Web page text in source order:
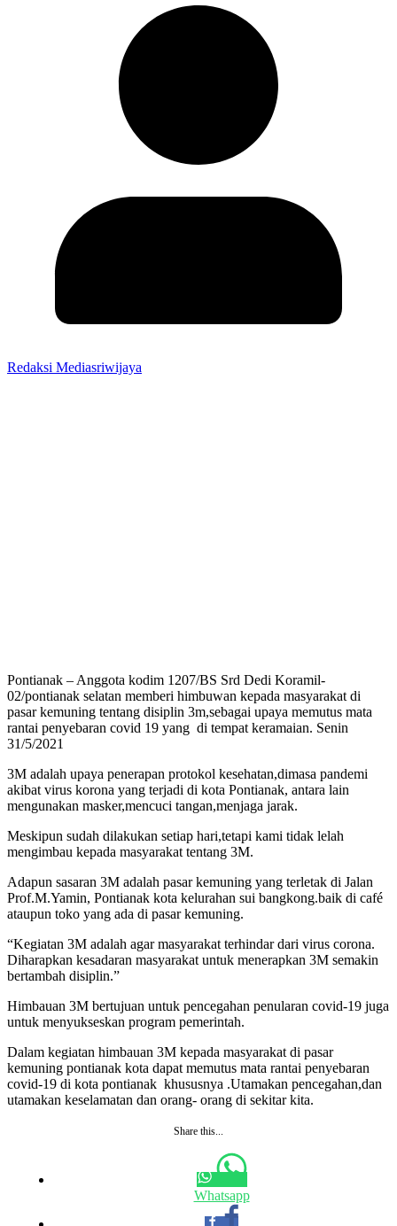
Redaksi Mediasriwijaya
Pontianak – Anggota kodim 1207/BS Srd Dedi Koramil-
02/pontianak selatan memberi himbuwan kepada masyarakat di
pasar kemuning tentang disiplin 3m,sebagai upaya memutus mata
rantai penyebaran covid 19 yang di tempat keramaian. Senin
31/5/2021
3M adalah upaya penerapan protokol kesehatan,dimasa pandemi
akibat virus korona yang terjadi di kota Pontianak, antara lain
mengunakan masker,mencuci tangan,menjaga jarak.
Meskipun sudah dilakukan setiap hari,tetapi kami tidak lelah
mengimbau kepada masyarakat tentang 3M.
Adapun sasaran 3M adalah pasar kemuning yang terletak di Jalan
Prof.M.Yamin, Pontianak kota kelurahan sui bangkong.baik di café
ataupun toko yang ada di pasar kemuning.
“Kegiatan 3M adalah agar masyarakat terhindar dari virus corona.
Diharapkan kesadaran masyarakat untuk menerapkan 3M semakin
bertambah disiplin.”
Himbauan 3M bertujuan untuk pencegahan penularan covid-19 juga
untuk menyukseskan program pemerintah.
Dalam kegiatan himbauan 3M kepada masyarakat di pasar
kemuning pontianak kota dapat memutus mata rantai penyebaran
covid-19 di kota pontianak khususnya .Utamakan pencegahan,dan
utamakan keselamatan dan orang- orang di sekitar kita.
Share this...
Whatsapp